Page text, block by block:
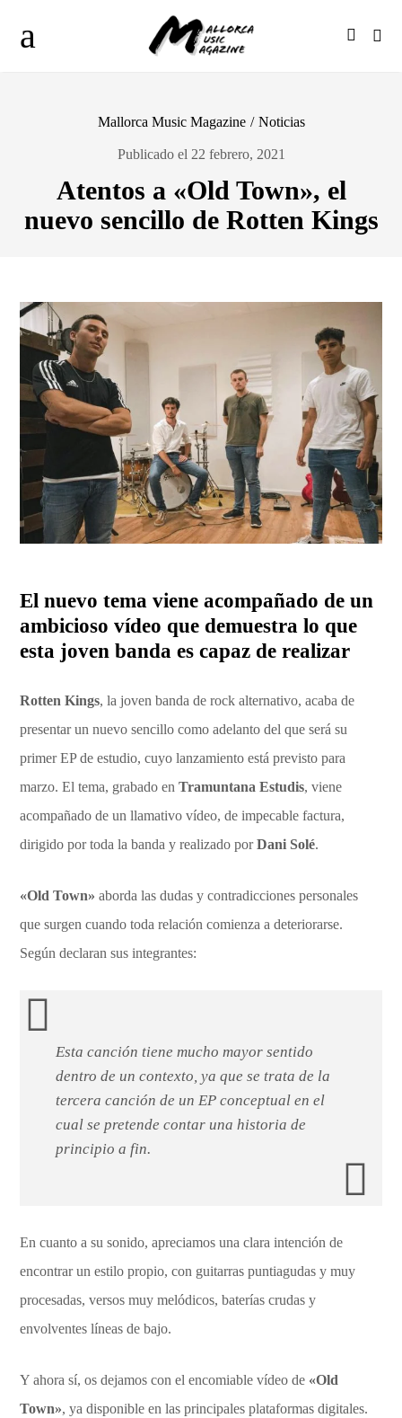
Mallorca Music Magazine / Noticias
Publicado el 22 febrero, 2021
Atentos a «Old Town», el
nuevo sencillo de Rotten Kings
El nuevo tema viene acompañado de un
ambicioso vídeo que demuestra lo que
esta joven banda es capaz de realizar
Rotten Kings, la joven banda de rock alternativo, acaba de
presentar un nuevo sencillo como adelanto del que será su
primer EP de estudio, cuyo lanzamiento está previsto para
marzo. El tema, grabado enTramuntana Estudis, viene
acompañado de un llamativo vídeo, de impecable factura,
dirigido por toda la banda y realizado porDani Solé.
«Old Town» aborda las dudas y contradicciones personales
que surgen cuando toda relación comienza a deteriorarse.
Según declaran sus integrantes:
Esta canción tiene mucho mayor sentido
dentro de un contexto, ya que se trata de la
tercera canción de un EP conceptual en el
cual se pretende contar una historia de
principio a fin.
En cuanto a su sonido, apreciamos una clara intención de
encontrar un estilo propio, con guitarras puntiagudas y muy
procesadas, versos muy melódicos, baterías crudas y
envolventes líneas de bajo.
Y ahora sí, os dejamos con el encomiable vídeo de «Old
Town», ya disponible en las principales plataformas digitales.